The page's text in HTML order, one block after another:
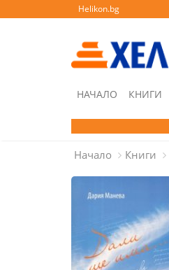
Helikon.bg
НАЧАЛО КНИГИ
Начало Книги